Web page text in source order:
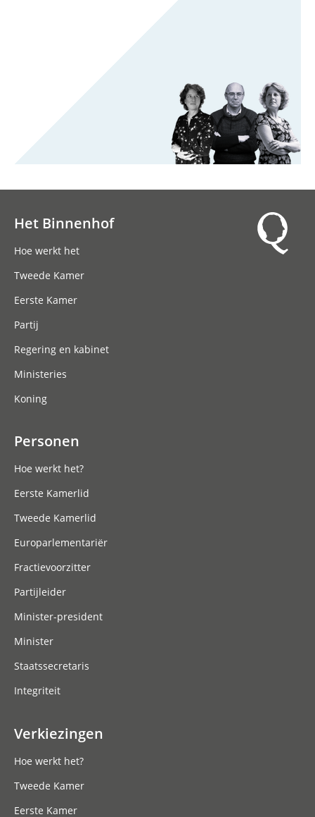
Het Binnenhof
Hoe werkt het
Tweede Kamer
Eerste Kamer
Partij
Regering en kabinet
Ministeries
Koning
Personen
Hoe werkt het?
Eerste Kamerlid
Tweede Kamerlid
Europarlementariër
Fractievoorzitter
Partijleider
Minister-president
Minister
Staatssecretaris
Integriteit
Verkiezingen
Hoe werkt het?
Tweede Kamer
Eerste Kamer